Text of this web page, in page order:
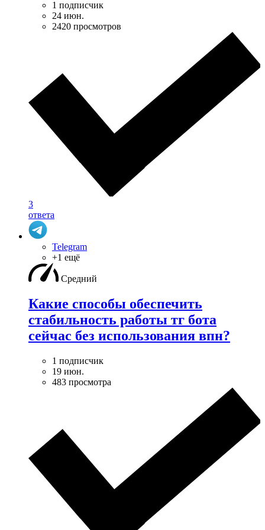
1 подписчик
24 июн.
2420 просмотров
3
ответа
Telegram
+1 ещё
Средний
Какие способы обеспечить
стабильность работы тг бота
сейчас без использования впн?
1 подписчик
19 июн.
483 просмотра